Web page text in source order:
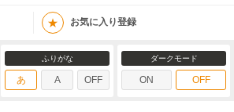
★ お気に入り登録
ふりがな
あ A OFF
ダークモード
ON OFF